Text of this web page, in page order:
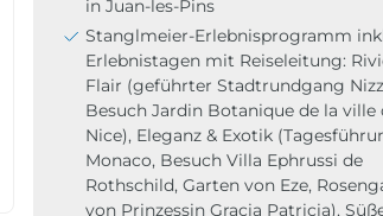
in Juan-les-Pins
Stanglmeier-Erlebnisprogramm
Erlebnistagen mit Reiseleitung:
Flair (geführter Stadtrundgang
Besuch Jardin Botanique de la ville
Nice), Eleganz & Exotik
Monaco, Besuch Villa Ephrussi de
Rothschild, Garten von Eze,
von Prinzessin Gracia Patricia),